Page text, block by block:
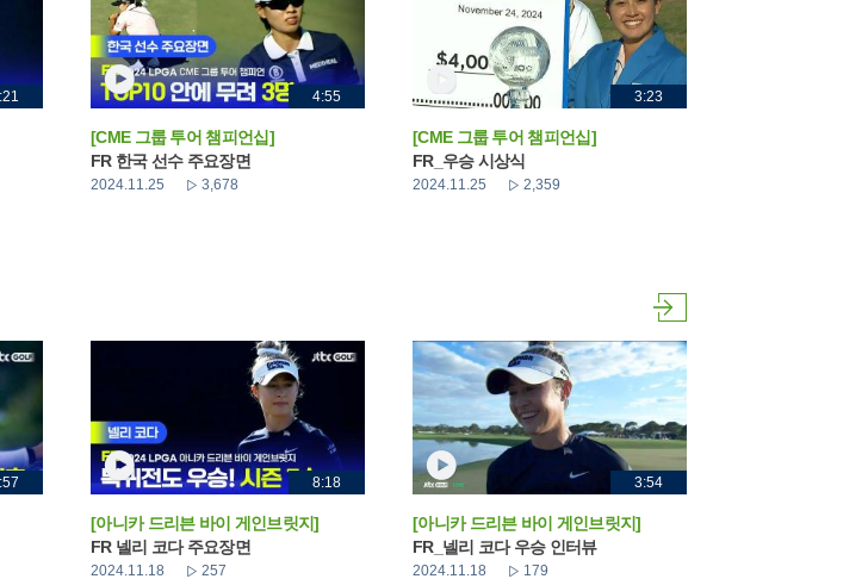
4:55
[CME 그룹 투어 챔피언십]
FR 한국 선수 주요장면
2024.11.25 3,678
3:23
[CME 그룹 투어 챔피언십]
FR_우승 시상식
2024.11.25 2,359
8:18
[아니카 드리븐 바이 게인브릿지]
FR 넬리 코다 주요장면
2024.11.18 257
3:54
[아니카 드리븐 바이 게인브릿지]
FR_넬리 코다 우승 인터뷰
2024.11.18 179